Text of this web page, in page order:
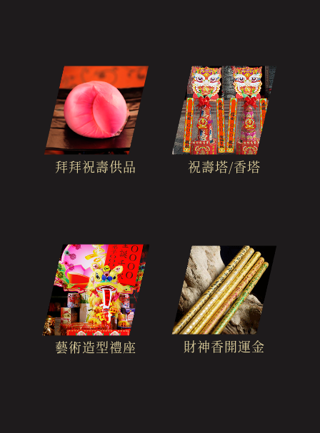
拜拜祝壽供品 祝壽塔/香塔
藝術造型禮座 財神香開運金